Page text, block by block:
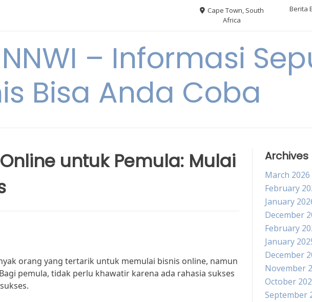
Cape Town, South
Africa
Berita
– Informasi
Bisa Anda Coba
untuk Pemula: Mulai
orang yang tertarik untuk memulai bisnis online, namun
pemula, tidak perlu khawatir karena ada rahasia sukses
Archives
March 2026
February
January
December
February
January
December
November
October
September